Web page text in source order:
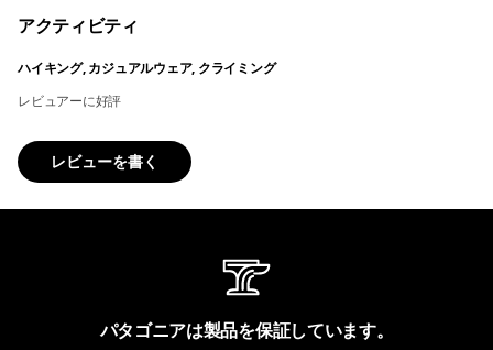
アクティビティ
ハイキング, カジュアルウェア, クライミング
レビュアーに好評
レビューを書く
パタゴニアは製品を保証しています。